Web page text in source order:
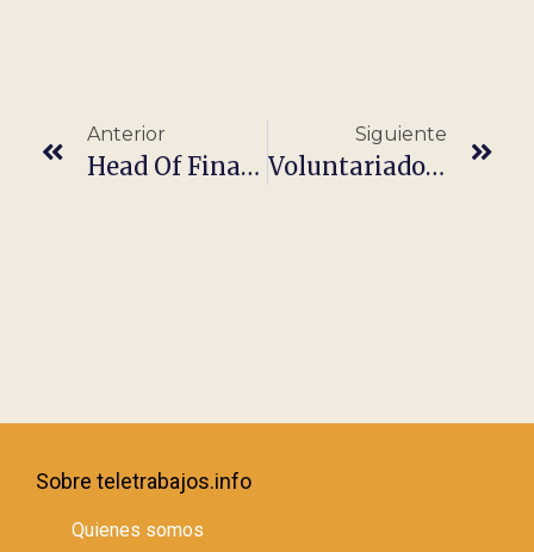
Anterior
Head Of Finance – Europe Union (Remote)
Siguiente
Voluntariado Gestor De Donaciones De Alimentos
Sobre teletrabajos.info
Quienes somos